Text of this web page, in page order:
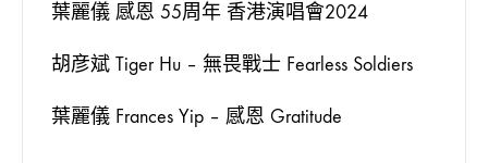
葉麗儀 感恩 55周年 香港演唱會2024
胡彦斌 Tiger Hu – 無畏戰士 Fearless Soldiers
葉麗儀 Frances Yip – 感恩 Gratitude